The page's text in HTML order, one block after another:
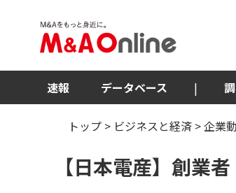
速報 データベース |
トップ > ビジネスと経済 >企業
【日本電産】創業